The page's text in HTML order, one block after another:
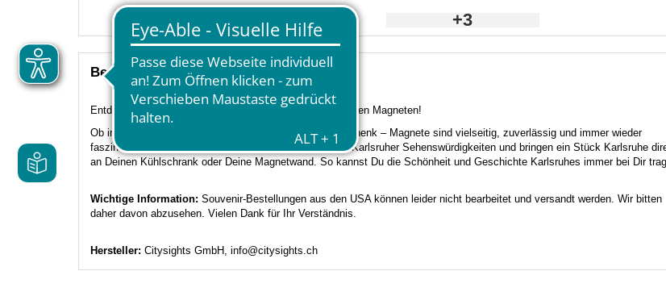
+3
Beschreibung
Entdecke die Kraft der Anziehung mit unseren hochwertigen Magneten!
Ob in Deinem Zuhause, im Büro oder als kreatives Geschenk – Magnete sind vielseitig, zuverlässig und immer wieder
faszinierend. Sie enthalten großartige Motive bekannter Karlsruher Sehenswürdigkeiten und bringen ein Stück Karlsruhe
an Deinen Kühlschrank oder Deine Magnetwand. So kannst Du die Schönheit und Geschichte Karlsruhes immer bei Dir
Wichtige Information: Souvenir-Bestellungen aus den USA können leider nicht bearbeitet und versandt werden. Wir bitten
daher davon abzusehen. Vielen Dank für Ihr Verständnis.
Hersteller: Citysights GmbH, info@citysights.ch